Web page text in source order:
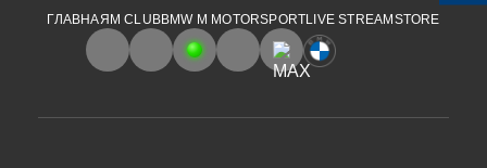
ГЛАВНАЯ M CLUBBMW M MOTORSPORTLIVE STREAM STORE